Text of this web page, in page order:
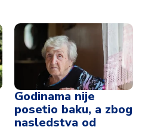
Godinama nije
posetio baku, a zbog
nasledstva od